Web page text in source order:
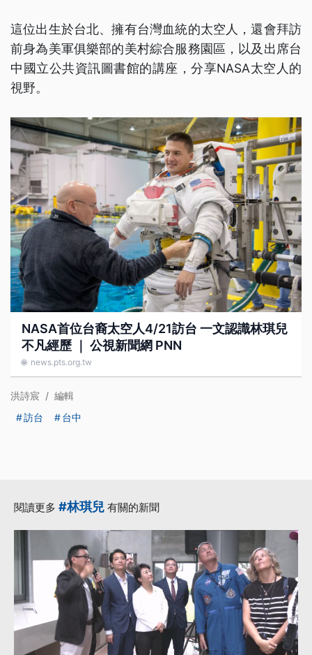
這位出生於台北、擁有台灣血統的太空人，還會拜訪
前身為美軍俱樂部的美村綜合服務園區，以及出席台
中國立公共資訊圖書館的講座，分享NASA太空人的
視野。
NASA首位台裔太空人4/21訪台 一文認識林琪兒
不凡經歷 ｜ 公視新聞網 PNN
🌐 news.pts.org.tw
洪詩宸 / 編輯
訪台
台中
閱讀更多 #林琪兒 有關的新聞